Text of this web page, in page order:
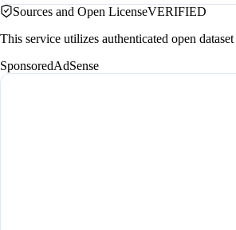
Sources and Open LicenseVERIFIED
This service utilizes authenticated open
SponsoredAdSense